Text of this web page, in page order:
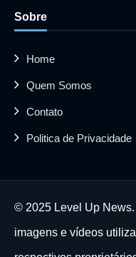
Sobre
Home
Quem Somos
Contato
Politica de Privacidade
© 2025 Level Up
imagens e vídeos